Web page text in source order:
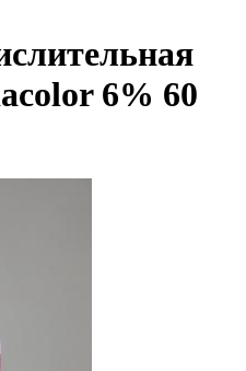
6% 60